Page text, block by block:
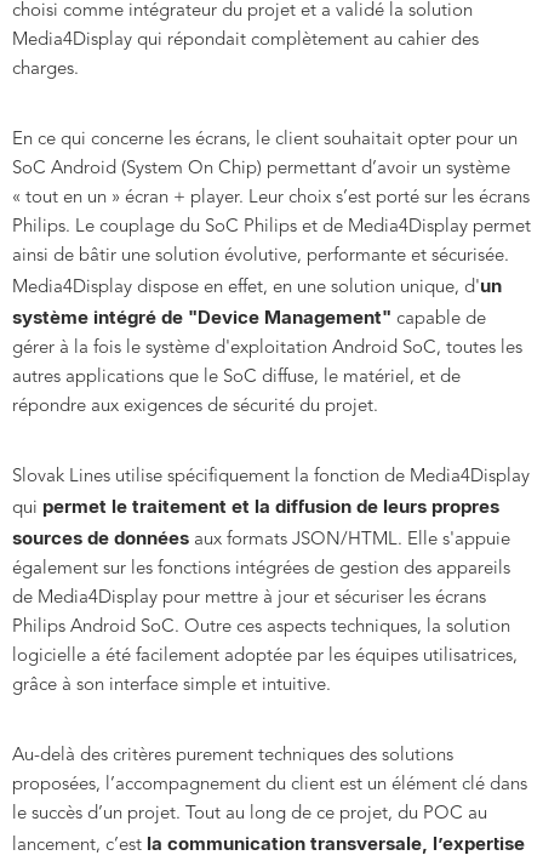
choisi comme intégrateur du projet et a validé la solution
Media4Display qui répondait complètement au cahier des
charges.
En ce qui concerne les écrans, le client souhaitait opter pour un
SoC Android (System On Chip) permettant d’avoir un système
« tout en un » écran + player. Leur choix s’est porté sur les écrans
Philips. Le couplage du SoC Philips et de Media4Display permet
ainsi de bâtir une solution évolutive, performante et sécurisée.
Media4Display dispose en effet, en une solution unique, d'un
système intégré de "Device Management" capable de
gérer à la fois le système d'exploitation Android SoC, toutes les
autres applications que le SoC diffuse, le matériel, et de
répondre aux exigences de sécurité du projet.
Slovak Lines utilise spécifiquement la fonction de Media4Display
qui permet le traitement et la diffusion de leurs propres
sources de données aux formats JSON/HTML. Elle s'appuie
également sur les fonctions intégrées de gestion des appareils
de Media4Display pour mettre à jour et sécuriser les écrans
Philips Android SoC. Outre ces aspects techniques, la solution
logicielle a été facilement adoptée par les équipes utilisatrices,
grâce à son interface simple et intuitive.
Au-delà des critères purement techniques des solutions
proposées, l’accompagnement du client est un élément clé dans
le succès d’un projet. Tout au long de ce projet, du POC au
lancement, c’est la communication transversale, l’expertise